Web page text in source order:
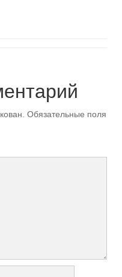
Обязательные поля